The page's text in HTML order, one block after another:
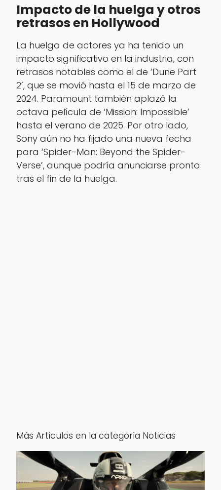
Impacto de la huelga y otros
retrasos en Hollywood
La huelga de actores ya ha tenido un
impacto significativo en la industria, con
retrasos notables como el de ‘Dune Part
2’, que se movió hasta el 15 de marzo de
2024. Paramount también aplazó la
octava película de ‘Mission: Impossible’
hasta el verano de 2025. Por otro lado,
Sony aún no ha fijado una nueva fecha
para ‘Spider-Man: Beyond the Spider-
Verse’, aunque podría anunciarse pronto
tras el fin de la huelga.
Más Artículos en la categoría Noticias